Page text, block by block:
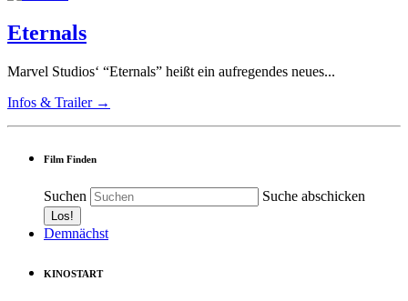
Eternals
Marvel Studios‘ “Eternals” heißt ein aufregendes neues...
Infos & Trailer →
Film Finden
Suchen Suche abschicken
Demnächst
KINOSTART